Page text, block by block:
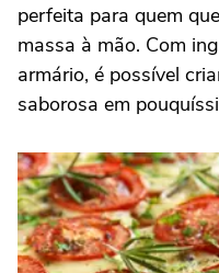
perfeita para quem
massa à mão. Com
armário, é possível
saborosa em